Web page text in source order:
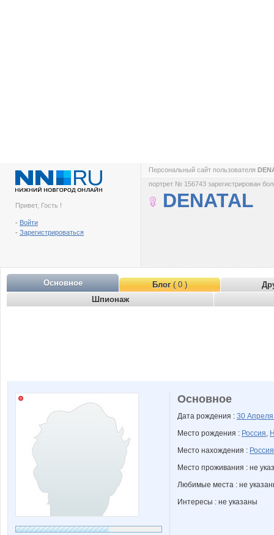
Привет, Гость !
- Войти
- Зарегистрироваться
Персональный сайт пользователя
портрет № 156743 зарегистрирован
DENATAL
Основное Блог( 0 )
Шпионаж
Основное
Дата рождения : 30
Место рождения : Россия,
Место нахождения : Россия
Место проживания : не
Любимые места : не
Интересы : не указаны